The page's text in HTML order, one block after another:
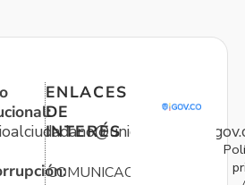
ENLACES
DE
INTERÉS
COMUNICACIONES